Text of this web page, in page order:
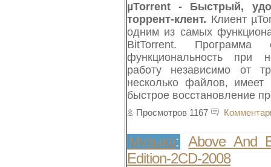
µTorrent - Быстрый,
торрент-клент. Клиент
одним из самых
BitTorrent. Программа
функциональность при
работу независимо от
несколько файлов, имеет
быстрое восстановление
Просмотров 1167
Музыка:
Above And
Edition-2CD-2008